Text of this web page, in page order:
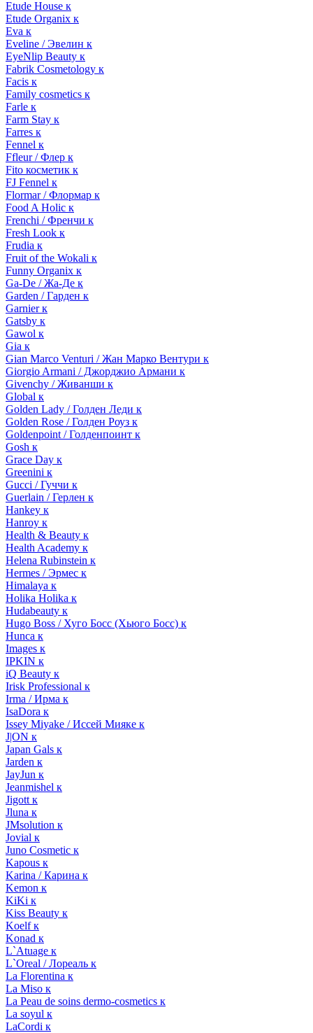
Etude House к
Etude Organix к
Eva к
Eveline / Эвелин к
EyeNlip Beauty к
Fabrik Cosmetology к
Facis к
Family cosmetics к
Farle к
Farm Stay к
Farres к
Fennel к
Ffleur / Флер к
Fito косметик к
FJ Fennel к
Flormar / Флормар к
Food A Holic к
Frenchi / Френчи к
Fresh Look к
Frudia к
Fruit of the Wokali к
Funny Organix к
Ga-De / Жа-Де к
Garden / Гарден к
Garnier к
Gatsby к
Gawol к
Gia к
Gian Marco Venturi / Жан Марко Вентури к
Giorgio Armani / Джорджио Армани к
Givenchy / Живанши к
Global к
Golden Lady / Голден Леди к
Golden Rose / Голден Роуз к
Goldenpoint / Голденпоинт к
Gosh к
Grace Day к
Greenini к
Gucci / Гуччи к
Guerlain / Герлен к
Hankey к
Hanroy к
Health & Beauty к
Health Academy к
Helena Rubinstein к
Hermes / Эрмес к
Himalaya к
Holika Holika к
Hudabeauty к
Hugo Boss / Хуго Босс (Хьюго Босс) к
Hunca к
Images к
IPKIN к
iQ Beauty к
Irisk Professional к
Irma / Ирма к
IsaDora к
Issey Miyake / Иссей Мияке к
J|ON к
Japan Gals к
Jarden к
JayJun к
Jeanmishel к
Jigott к
Jluna к
JMsolution к
Jovial к
Juno Cosmetic к
Kapous к
Karina / Карина к
Kemon к
KiKi к
Kiss Beauty к
Koelf к
Konad к
L`Atuage к
L`Oreal / Лореаль к
La Florentina к
La Miso к
La Peau de soins dermo-cosmetics к
La soyul к
LaCordi к